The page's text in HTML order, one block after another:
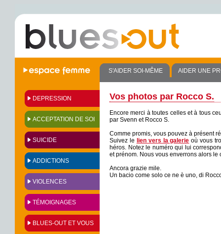
S'AIDER SOI-MÊME AIDER UNE
DEPRESSION
ACCEPTATION DE SOI
SUICIDE
ADDICTIONS
VIOLENCES
TÉMOIGNAGES
BLUES-OUT ET VOUS
Vos photos par Rocco S.
Encore merci à toutes celles et à tous
par Svenn et Rocco S.
Comme promis, vous pouvez à présent
Suivez le lien vers la galerie où vous
héros. Notez le numéro qui lui
et prénom. Nous vous enverrons alors le
Ancora grazie mile.
Un bacio come solo ce ne è uno, di